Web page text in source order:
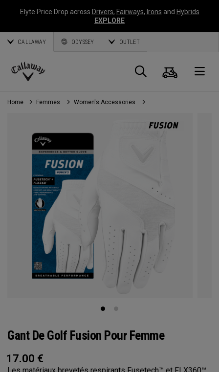
Elyte Price Drop across Drivers, Fairways, Irons and Hybrids
EXPLORE
CALLAWAY ODYSSEY OUTLET
Callaway
Golf
Panier
Home Femmes Women's Accessories
Gant De Golf Fusion Pour Femme
17.00 €